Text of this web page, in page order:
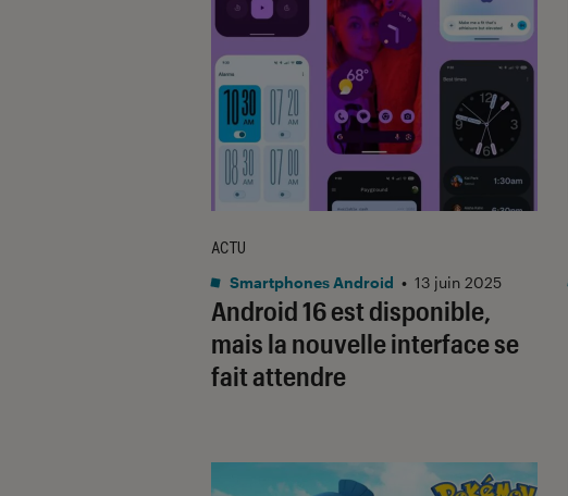
Android 16 est disponible,
mais la nouvelle interface se
fait attendre
ACTU
Smartphones Android • 13 juin 2025